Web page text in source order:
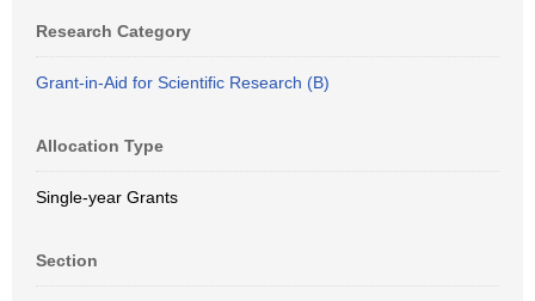
Research Category
Grant-in-Aid for Scientific Research (B)
Allocation Type
Single-year Grants
Section